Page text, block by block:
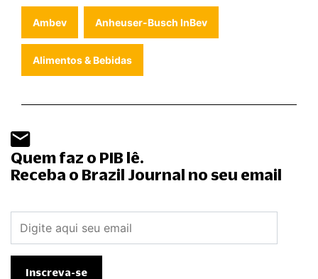
Ambev Anheuser-Busch InBev
Alimentos & Bebidas
Quem faz o PIB lê.
Receba o Brazil Journal no seu email